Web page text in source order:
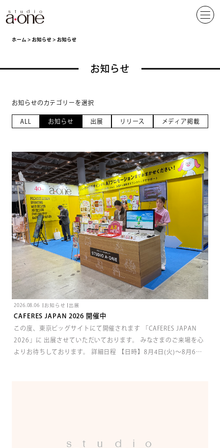
ホーム > お知らせ > お知らせ
お知らせ
お知らせのカテゴリーを選択
ALL お知らせ 出展 リリース メディア掲載
2026.08.06 お知らせ 出展
CAFERES JAPAN 2026 開催中
この度、東京ビッグサイトにて開催されます 「CAFERES JAPAN
2026」に 出展させていただいております。 みなさまのご来場を心
よりお待ちしております。 詳細日程 【日時】8月4日(火)～8月6日